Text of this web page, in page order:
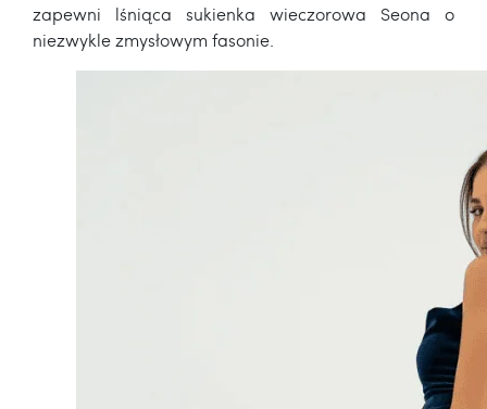
zapewni lśniąca sukienka wieczorowa Seona o
niezwykle zmysłowym fasonie.